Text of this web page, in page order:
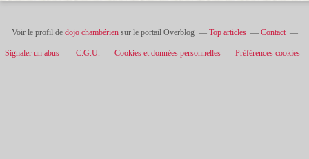
Voir le profil de dojo chambériensur le portail Overblog Top articles Contact
Signaler un abus C.G.U. Cookies et données personnelles Préférences cookies